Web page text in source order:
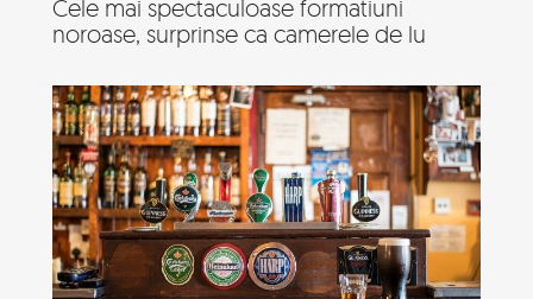
Cele mai spectaculoase formatiuni
noroase, surprinse ca camerele de lu